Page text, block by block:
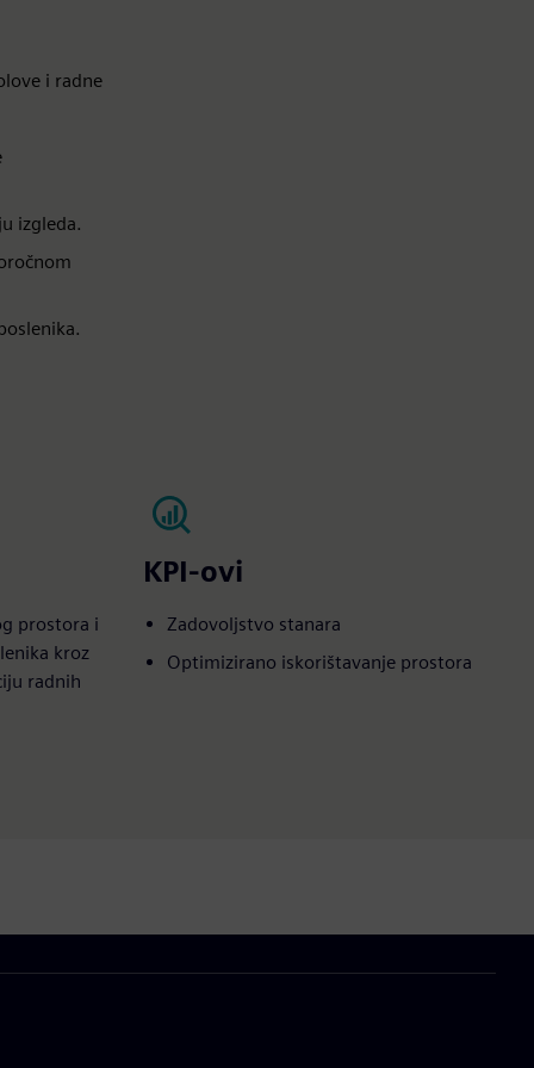
i radne
izgleda.
prostora i
kroz
radnih
KPI-ovi
Zadovoljstvo stanara
Optimizirano iskorištavanje prostora